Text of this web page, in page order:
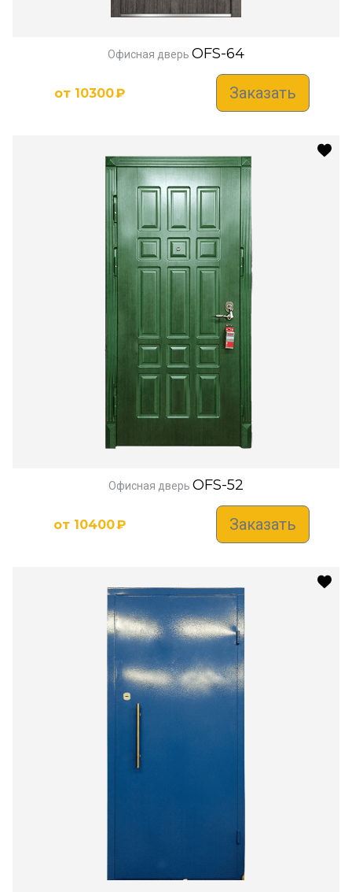
Офисная дверь OFS-64
от 10300₽ Заказать
Офисная дверь OFS-52
от 10400₽ Заказать